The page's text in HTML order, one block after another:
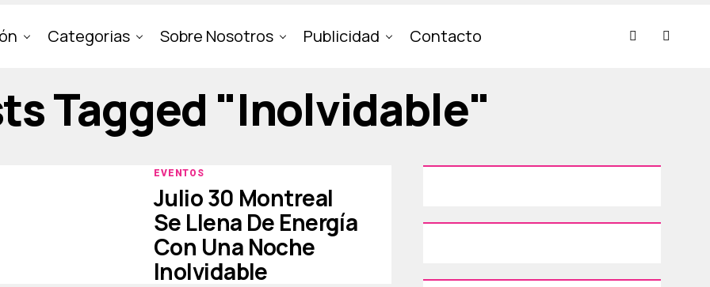
Categorias Sobre Nosotros Publicidad Contacto
Tagged "inolvidable"
EVENTOS
Julio 30 Montreal
Se Llena De Energía
Con Una Noche
Inolvidable